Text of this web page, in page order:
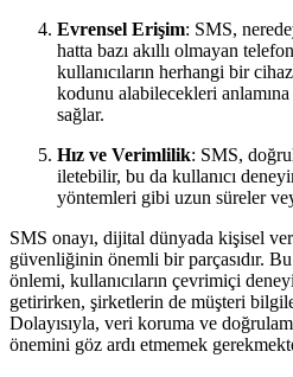
Evrensel Erişim: SMS,
hatta bazı akıllı olmayan
kullanıcıların herhangi bir
kodunu alabilecekleri
sağlar.
Hız ve Verimlilik: SMS,
iletebilir, bu da kullanıcı
yöntemleri gibi uzun süreler
SMS onayı, dijital dünyada kişisel
güvenliğinin önemli bir parçasıdır.
önlemi, kullanıcıların çevrimiçi
getirirken, şirketlerin de müşteri
Dolayısıyla, veri koruma ve
önemini göz ardı etmemek